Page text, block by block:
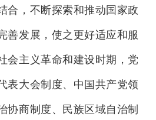
合，不断探索和推动国家政
善发展，使之更好适应和服
会主义革命和建设时期，党
表大会制度、中国共产党领
协商制度、民族区域自治制